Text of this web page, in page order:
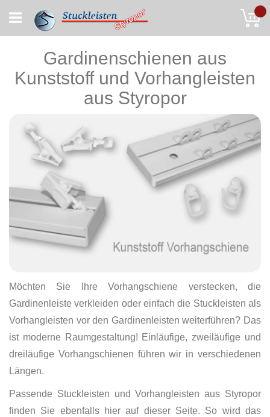
to
Content
Gardinenschienen aus
Kunststoff und Vorhangleisten
aus Styropor
Möchten Sie Ihre Vorhangschiene verstecken, die
Gardinenleiste verkleiden oder einfach die Stuckleisten als
Vorhangleisten vor den Gardinenleisten weiterführen? Das
ist moderne Raumgestaltung! Einläufige, zweiläufige und
dreiläufige Vorhangschienen führen wir in verschiedenen
Längen.
Passende Stuckleisten und Vorhangleisten aus Styropor
finden Sie ebenfalls hier auf dieser Seite. So wird das